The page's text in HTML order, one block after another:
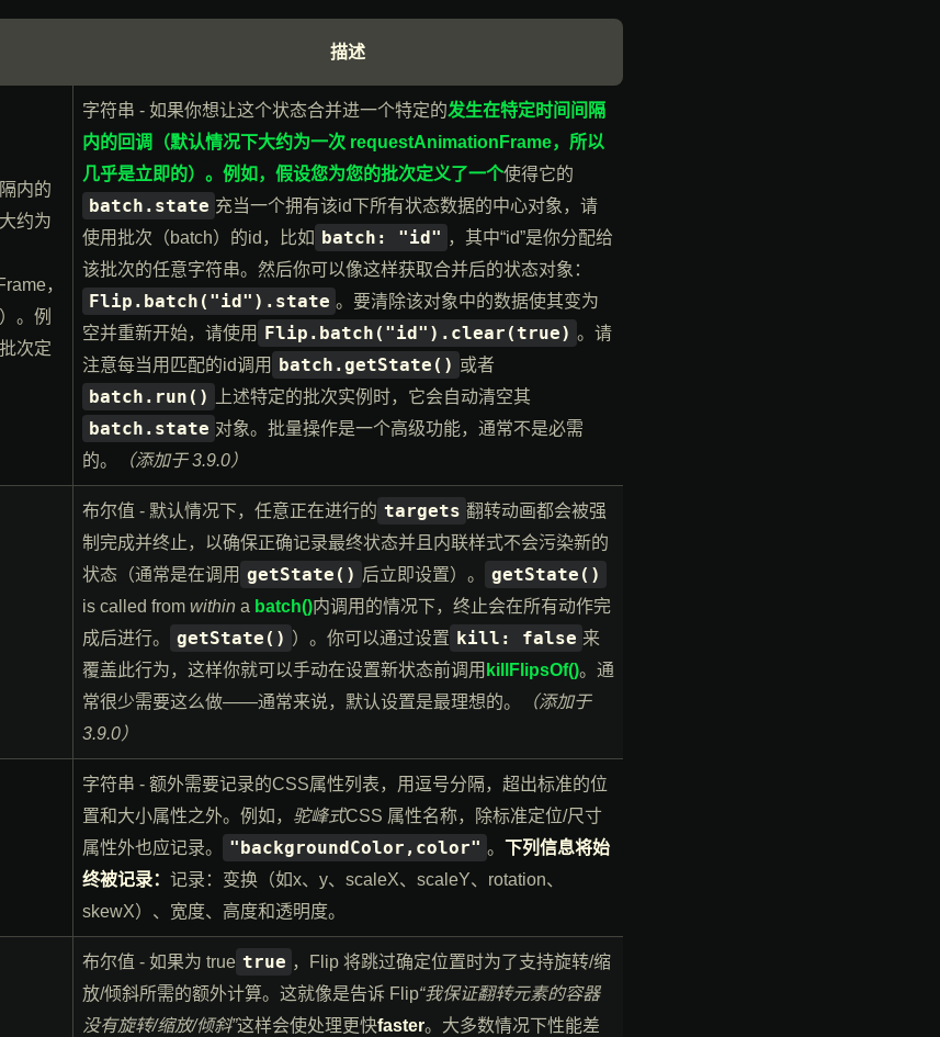
描述
内的
约为
，
。例
次定
字符串 - 如果你想让这个状态合并进一个特定的发生在特定时间间隔
内的回调（默认情况下大约为一次 requestAnimationFrame，所以
几乎是立即的）。例如，假设您为您的批次定义了一个使得它的
batch.state 充当一个拥有该id下所有状态数据的中心对象，请
使用批次（batch）的id，比如 batch: "id" ，其中“id”是你分配给
该批次的任意字符串。然后你可以像这样获取合并后的状态对象：
Flip.batch("id").state 。要清除该对象中的数据使其变为
空并重新开始，请使用 Flip.batch("id").clear(true) 。请
注意每当用匹配的id调用 batch.getState() 或者
batch.run() 上述特定的批次实例时，它会自动清空其
batch.state 对象。批量操作是一个高级功能，通常不是必需
的。
（添加于 3.9.0）
布尔值 - 默认情况下，任意正在进行的 targets 翻转动画都会被强
制完成并终止，以确保正确记录最终状态并且内联样式不会污染新的
状态（通常是在调用 getState() 后立即设置）。 getState()
is called from within a batch()内调用的情况下，终止会在所有动作完
成后进行。
getState() ）。你可以通过设置 kill: false 来
覆盖此行为，这样你就可以手动在设置新状态前调用 killFlipsOf()。通
常很少需要这么做——通常来说，默认设置是最理想的。
（添加于
3.9.0）
字符串 - 额外需要记录的CSS属性列表，用逗号分隔，超出标准的位
置和大小属性之外。例如， 驼峰式CSS 属性名称，除标准定位/尺寸
属性外也应记录。
"backgroundColor,color" 。下列信息将始
终被记录： 记录：变换（如x、y、scaleX、scaleY、rotation、
skewX）、宽度、高度和透明度。
布尔值 - 如果为 true true ，Flip 将跳过确定位置时为了支持旋转/缩
放/倾斜所需的额外计算。这就像是告诉 Flip“我保证翻转元素的容器
没有旋转/缩放/倾斜”这样会使处理更快faster。大多数情况下性能差